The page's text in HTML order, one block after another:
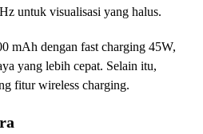
untuk visualisasi yang halus.
mAh dengan fast charging 45W,
yang lebih cepat. Selain itu,
fitur wireless charging.